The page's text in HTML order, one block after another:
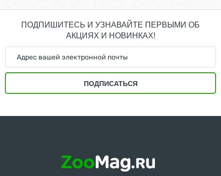
ПОДПИШИТЕСЬ И УЗНАВАЙТЕ ПЕРВЫМИ ОБ
АКЦИЯХ И НОВИНКАХ!
ПОДПИСАТЬСЯ